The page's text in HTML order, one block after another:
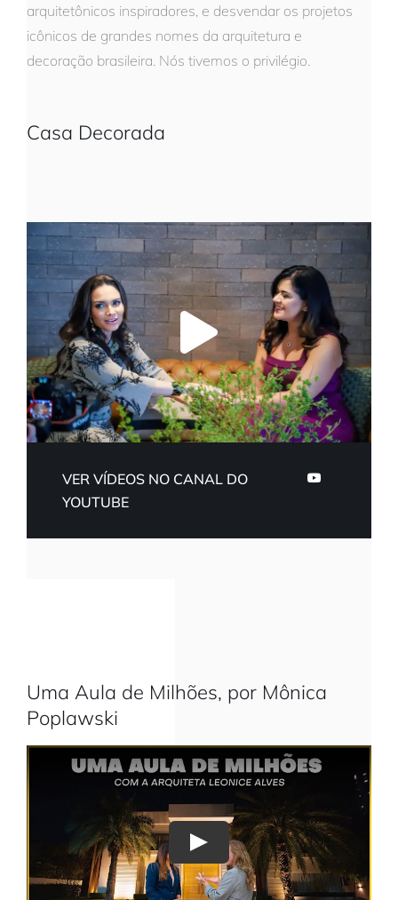
arquitetônicos inspiradores, e desvendar os projetos
icônicos de grandes nomes da arquitetura e
decoração brasileira. Nós tivemos o privilégio.
Casa Decorada
VER VÍDEOS NO CANAL DO
YOUTUBE
Uma Aula de Milhões, por Mônica
Poplawski
Play